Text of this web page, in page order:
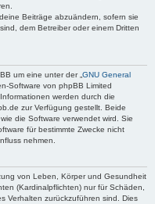
Beiträge abzuändern, sofern sie
dem Betreiber oder einem Dritten
um eine unter der „ GNU General
Software von phpBB Limited
werden durch die
zur Verfügung gestellt. Beide
die Software verwendet wird. Sie
für bestimmte Zwecke nicht
nehmen.
von Leben, Körper und Gesundheit
(Kardinalpflichten) nur für Schäden,
Verhalten zurückzuführen sind. Dies